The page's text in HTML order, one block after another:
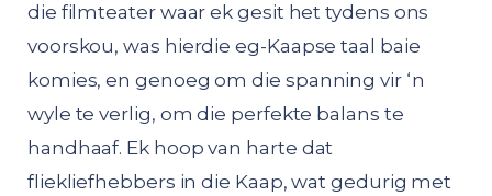
die filmteater waar ek gesit het tydens ons
voorskou, was hierdie eg-Kaapse taal baie
komies, en genoeg om die spanning vir ‘n
wyle te verlig, om die perfekte balans te
handhaaf. Ek hoop van harte dat
fliekliefhebbers in die Kaap, wat gedurig met